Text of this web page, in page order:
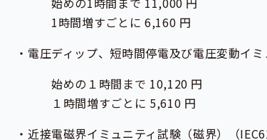
1時間増すごとに 6,160 円
・電圧ディップ、短時間停電及び電圧変動イ
始めの１時間まで 10,120 円
１時間増すごとに 5,610 円
・近接電磁界イミュニティ試験（磁界）（